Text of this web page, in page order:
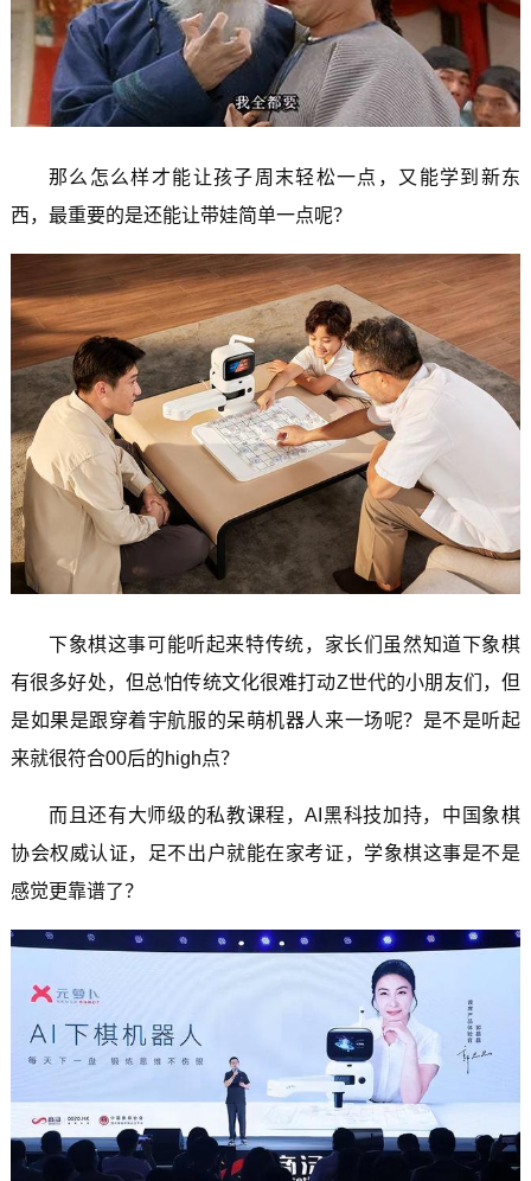
那么怎么样才能让孩子周末轻松一点，又能学到新东
西，最重要的是还能让带娃简单一点呢？
下象棋这事可能听起来特传统，家长们虽然知道下象棋
有很多好处，但总怕传统文化很难打动Z世代的小朋友们，但
是如果是跟穿着宇航服的呆萌机器人来一场呢？是不是听起
来就很符合00后的high点？
而且还有大师级的私教课程，AI黑科技加持，中国象棋
协会权威认证，足不出户就能在家考证，学象棋这事是不是
感觉更靠谱了？